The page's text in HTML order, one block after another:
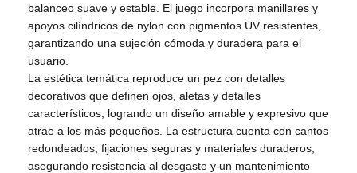
balanceo suave y estable. El juego incorpora manillares y
apoyos cilíndricos de nylon con pigmentos UV resistentes,
garantizando una sujeción cómoda y duradera para el
usuario.
La estética temática reproduce un pez con detalles
decorativos que definen ojos, aletas y detalles
característicos, logrando un diseño amable y expresivo que
atrae a los más pequeños. La estructura cuenta con cantos
redondeados, fijaciones seguras y materiales duraderos,
asegurando resistencia al desgaste y un mantenimiento